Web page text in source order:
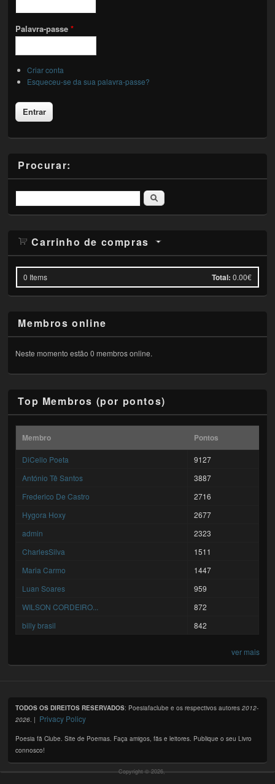
Palavra-passe*
Criar conta
Esqueceu-se da sua palavra-passe?
Procurar:
Pesquisar
Carrinho de compras
0 Items Total: 0.00€
Membros online
Neste momento estão 0 membros online.
Top Membros (por pontos)
Membro Pontos
DiCello Poeta
9127
António Tê Santos
3887
Frederico De Castro
2716
Hygora Hoxy
2677
admin
2323
CharlesSilva
1511
Maria Carmo
1447
Luan Soares
959
WILSON CORDEIRO...
872
billy brasil
842
ver mais
TODOS OS DIREITOS RESERVADOS: Poesiafaclube e os respectivos autores2012-
2026. | Privacy Policy
Poesia fã Clube. Site de Poemas. Faça amigos, fãs e leitores. Publique o seu Livro
connosco!
Copyright © 2026,